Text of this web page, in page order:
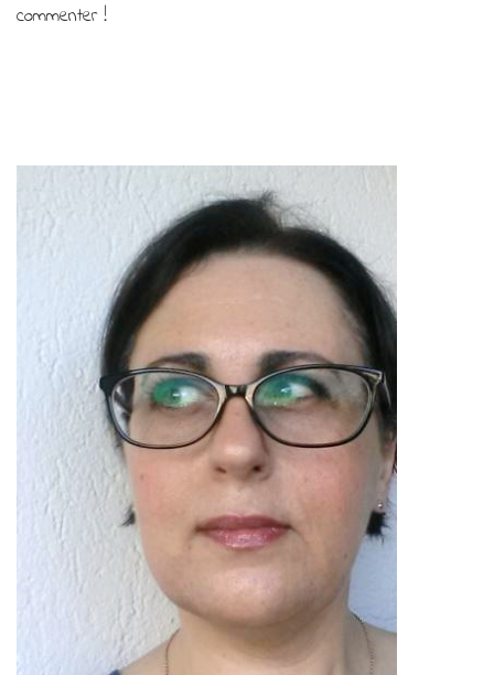
commenter !